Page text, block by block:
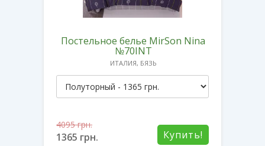
Постельное белье MirSon Nina
№70INT
ИТАЛИЯ, БЯЗЬ
Купить!
4095грн.
1365 грн.